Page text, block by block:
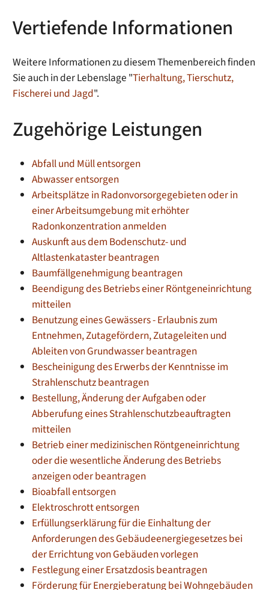
Vertiefende Informationen
Weitere Informationen zu diesem Themenbereich finden
Sie auch in der Lebenslage "Tierhaltung, Tierschutz,
Fischerei und Jagd".
Zugehörige Leistungen
Abfall und Müll entsorgen
Abwasser entsorgen
Arbeitsplätze in Radonvorsorgegebieten oder in
einer Arbeitsumgebung mit erhöhter
Radonkonzentration anmelden
Auskunft aus dem Bodenschutz- und
Altlastenkataster beantragen
Baumfällgenehmigung beantragen
Beendigung des Betriebs einer Röntgeneinrichtung
mitteilen
Benutzung eines Gewässers - Erlaubnis zum
Entnehmen, Zutagefördern, Zutageleiten und
Ableiten von Grundwasser beantragen
Bescheinigung des Erwerbs der Kenntnisse im
Strahlenschutz beantragen
Bestellung, Änderung der Aufgaben oder
Abberufung eines Strahlenschutzbeauftragten
mitteilen
Betrieb einer medizinischen Röntgeneinrichtung
oder die wesentliche Änderung des Betriebs
anzeigen oder beantragen
Bioabfall entsorgen
Elektroschrott entsorgen
Erfüllungserklärung für die Einhaltung der
Anforderungen des Gebäudeenergiegesetzes bei
der Errichtung von Gebäuden vorlegen
Festlegung einer Ersatzdosis beantragen
Förderung für Energieberatung bei Wohngebäuden